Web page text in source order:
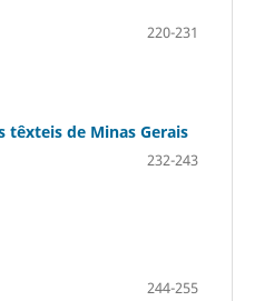
220-231
de Minas Gerais
232-243
244-255